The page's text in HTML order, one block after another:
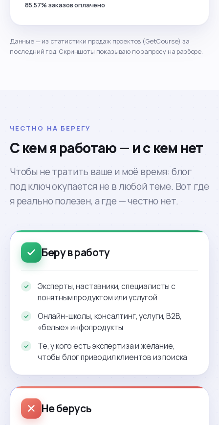
85,57% заказов оплачено
Данные — из статистики продаж проектов (GetCourse) за
последний год. Скриншоты показываю по запросу на разборе.
ЧЕСТНО НА БЕРЕГУ
С кем я работаю — и с кем нет
Чтобы не тратить ваше и моё время: блог
под ключ окупается не в любой теме. Вот где
я реально полезен, а где — честно нет.
Беру в работу
Эксперты, наставники, специалисты с
понятным продуктом или услугой
Онлайн-школы, консалтинг, услуги, B2B,
«белые» инфопродукты
Те, у кого есть экспертиза и желание,
чтобы блог приводил клиентов из поиска
Не берусь